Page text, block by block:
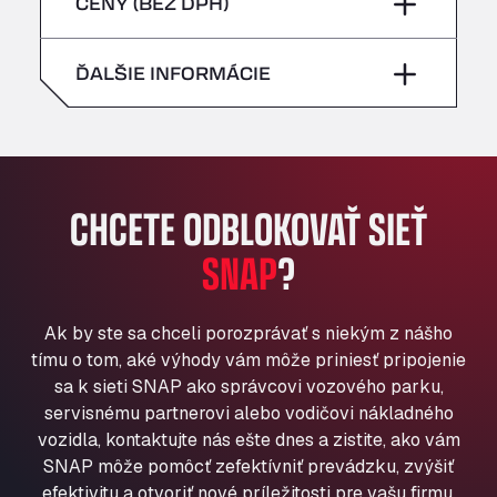
Klaverbladstaat 21, 3560
American Truck Wash
Andamur La Junquera
AP7 Salida 2, C/ Bassegoda, 4, 17700
Andamur Pamplona
Andamur San Roman II
Aut A1 Exit 385, 01207
Anglia Motel
Washway Road, PE12 8LT
Anpol Sp. z o.o.
Ul. Torunska 147, 85884
nedeľa –
nedeľa –
ĎALŠIE INFORMÁCIE
CHCETE ODBLOKOVAŤ SIEŤ
SNAP?
Ak by ste sa chceli porozprávať s niekým z nášho
tímu o tom, aké výhody vám môže priniesť pripojenie
sa k sieti SNAP ako správcovi vozového parku,
servisnému partnerovi alebo vodičovi nákladného
vozidla, kontaktujte nás ešte dnes a zistite, ako vám
SNAP môže pomôcť zefektívniť prevádzku, zvýšiť